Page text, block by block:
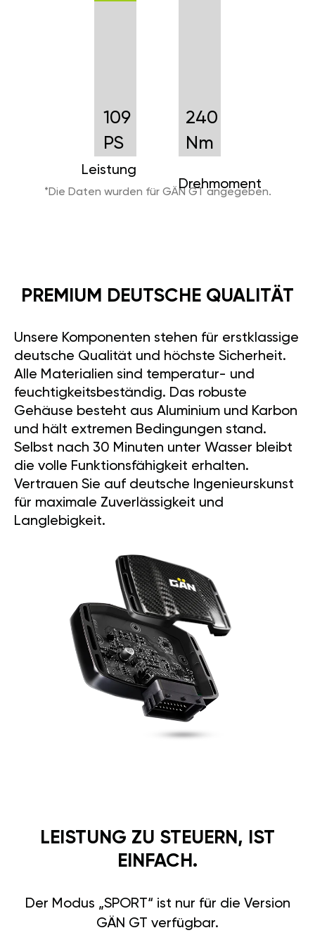
109
PS
Leistung
240
Nm
Drehmoment
*Die Daten wurden für GÄN GT angegeben.
PREMIUM DEUTSCHE QUALITÄT
Unsere Komponenten stehen für erstklassige
deutsche Qualität und höchste Sicherheit.
Alle Materialien sind temperatur- und
feuchtigkeitsbeständig. Das robuste
Gehäuse besteht aus Aluminium und Karbon
und hält extremen Bedingungen stand.
Selbst nach 30 Minuten unter Wasser bleibt
die volle Funktionsfähigkeit erhalten.
Vertrauen Sie auf deutsche Ingenieurskunst
für maximale Zuverlässigkeit und
Langlebigkeit.
LEISTUNG ZU STEUERN, IST
EINFACH.
Der Modus „SPORT“ ist nur für die Version
GÄN GT verfügbar.